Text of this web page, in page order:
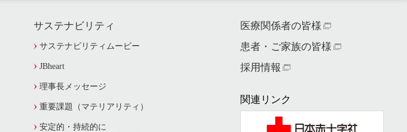
サステナビリティ
サステナビリティムービー
JBheart
理事長メッセージ
重要課題（マテリアリティ）
安定的・持続的に
医療関係者の皆様
患者・ご家族の皆様
採用情報
関連リンク